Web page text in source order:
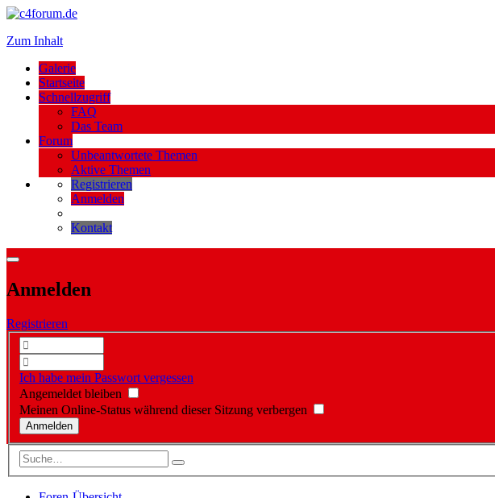
Zum Inhalt
Galerie
Startseite
Schnellzugriff
FAQ
Das Team
Forum
Unbeantwortete Themen
Aktive Themen
Registrieren
Anmelden
Kontakt
Anmelden
Registrieren
Ich habe mein Passwort vergessen
Angemeldet bleiben
Meinen Online-Status während dieser Sitzung verbergen